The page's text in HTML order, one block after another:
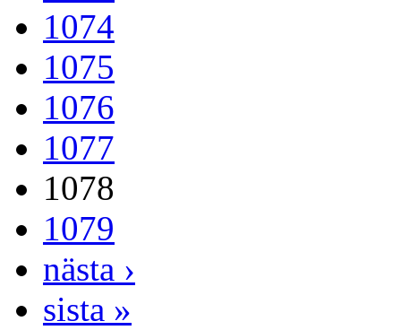
1074
1075
1076
1077
1078
1079
nästa ›
sista »